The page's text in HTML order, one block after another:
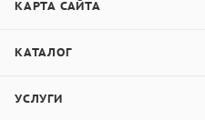
КАРТА САЙТА
КАТАЛОГ
УСЛУГИ